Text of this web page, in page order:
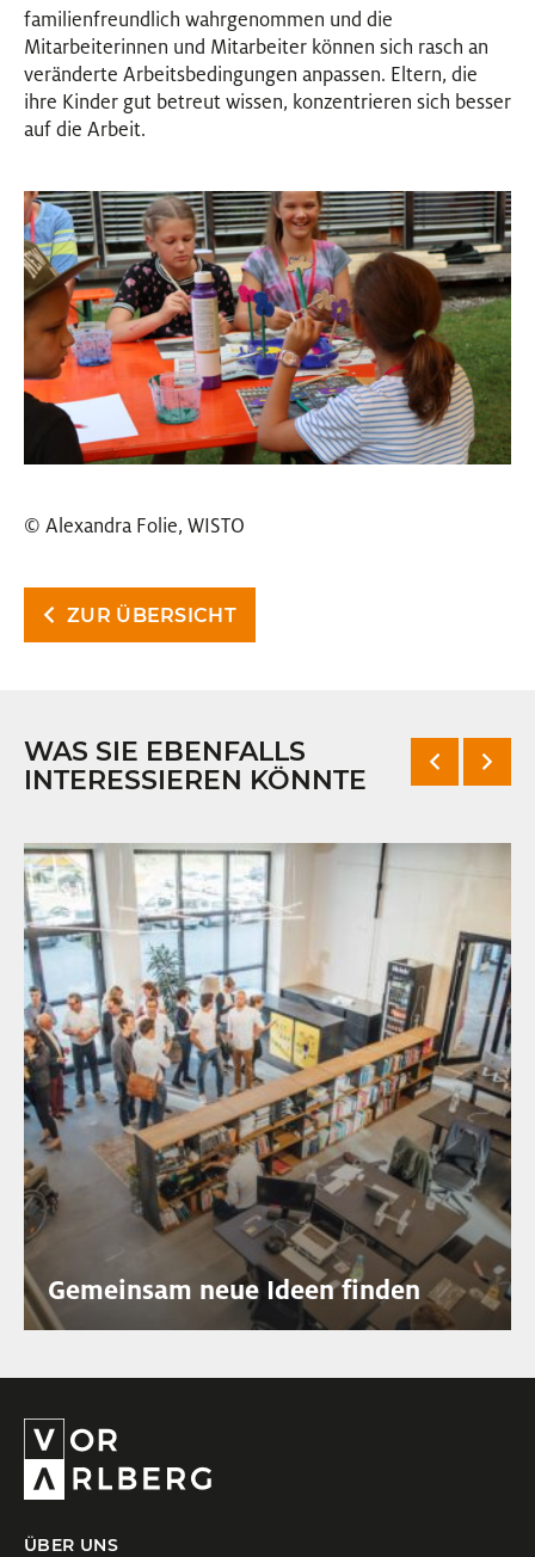
familienfreundlich wahrgenommen und die
Mitarbeiterinnen und Mitarbeiter können sich rasch an
veränderte Arbeitsbedingungen anpassen. Eltern, die
ihre Kinder gut betreut wissen, konzentrieren sich besser
auf die Arbeit.
© Alexandra Folie, WISTO
ZUR ÜBERSICHT
WAS SIE EBENFALLS
INTERESSIEREN KÖNNTE
Gemeinsam neue Ideen finden
ÜBER UNS